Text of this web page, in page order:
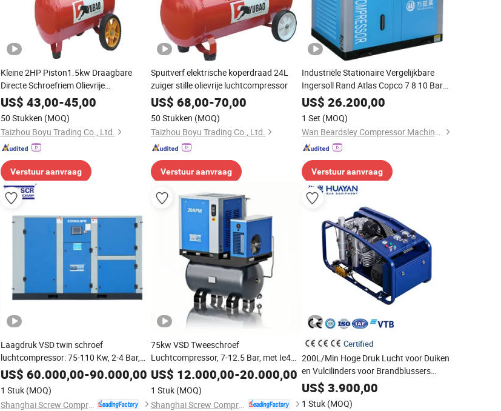
Kleine 2HP Piston1.5kw Draagbare
Directe Schroefriem Olievrije
Luchtcompressor
US$ 43,00-45,00
50 Stukken (MOQ)
Taizhou Boyu Trading Co., Ltd.
Verstuur aanvraag
Spuitverf elektrische koperdraad 24L
zuiger stille olievrije luchtcompressor
US$ 68,00-70,00
50 Stukken (MOQ)
Taizhou Boyu Trading Co., Ltd.
Verstuur aanvraag
Industriële Stationaire Vergelijkbare
Ingersoll Rand Atlas Copco 7 8 10 Bar
Medisch Olievrij Elektrisch Direct
Gedreven Pmsm Pm VSD Rotatieve
Schroef Type Luchtcompressor
US$ 26.200,00
1 Set (MOQ)
Wan Beardsley Compressor Machinery (Shanghai) Co., Ltd.
Verstuur aanvraag
Laagdruk VSD twin schroef
luchtcompressor: 75-110 Kw, 2-4 Bar,
tot 28.8 M³/Min, met stabiele output en
slimme controle voor textiel-, glas- en
voedselindustrieën
US$ 60.000,00-90.000,00
1 Stuk (MOQ)
Shanghai Screw Compressor Co., Ltd.
75kw VSD Tweeschroef
Luchtcompressor, 7-12.5 Bar, met Ie4
Motor, Directe Aandrijving en Stabiele
Druk voor Automobiel, Metaalbewerking
en Productie
US$ 12.000,00-20.000,00
1 Stuk (MOQ)
Certified
200L/Min Hoge Druk Lucht voor Duiken
en Vulcilinders voor Brandblussers
Scuba Compressor
US$ 3.900,00
1 Stuk (MOQ)